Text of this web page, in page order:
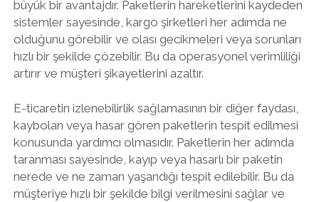
büyük bir avantajdır. Paketlerin hareketlerini kaydeden
sistemler sayesinde, kargo şirketleri her adımda ne
olduğunu görebilir ve olası gecikmeleri veya sorunları
hızlı bir şekilde çözebilir. Bu da operasyonel verimliliği
artırır ve müşteri şikayetlerini azaltır.
E-ticaretin izlenebilirlik sağlamasının bir diğer faydası,
kaybolan veya hasar gören paketlerin tespit edilmesi
konusunda yardımcı olmasıdır. Paketlerin her adımda
taranması sayesinde, kayıp veya hasarlı bir paketin
nerede ve ne zaman yaşandığı tespit edilebilir. Bu da
müşteriye hızlı bir şekilde bilgi verilmesini sağlar ve